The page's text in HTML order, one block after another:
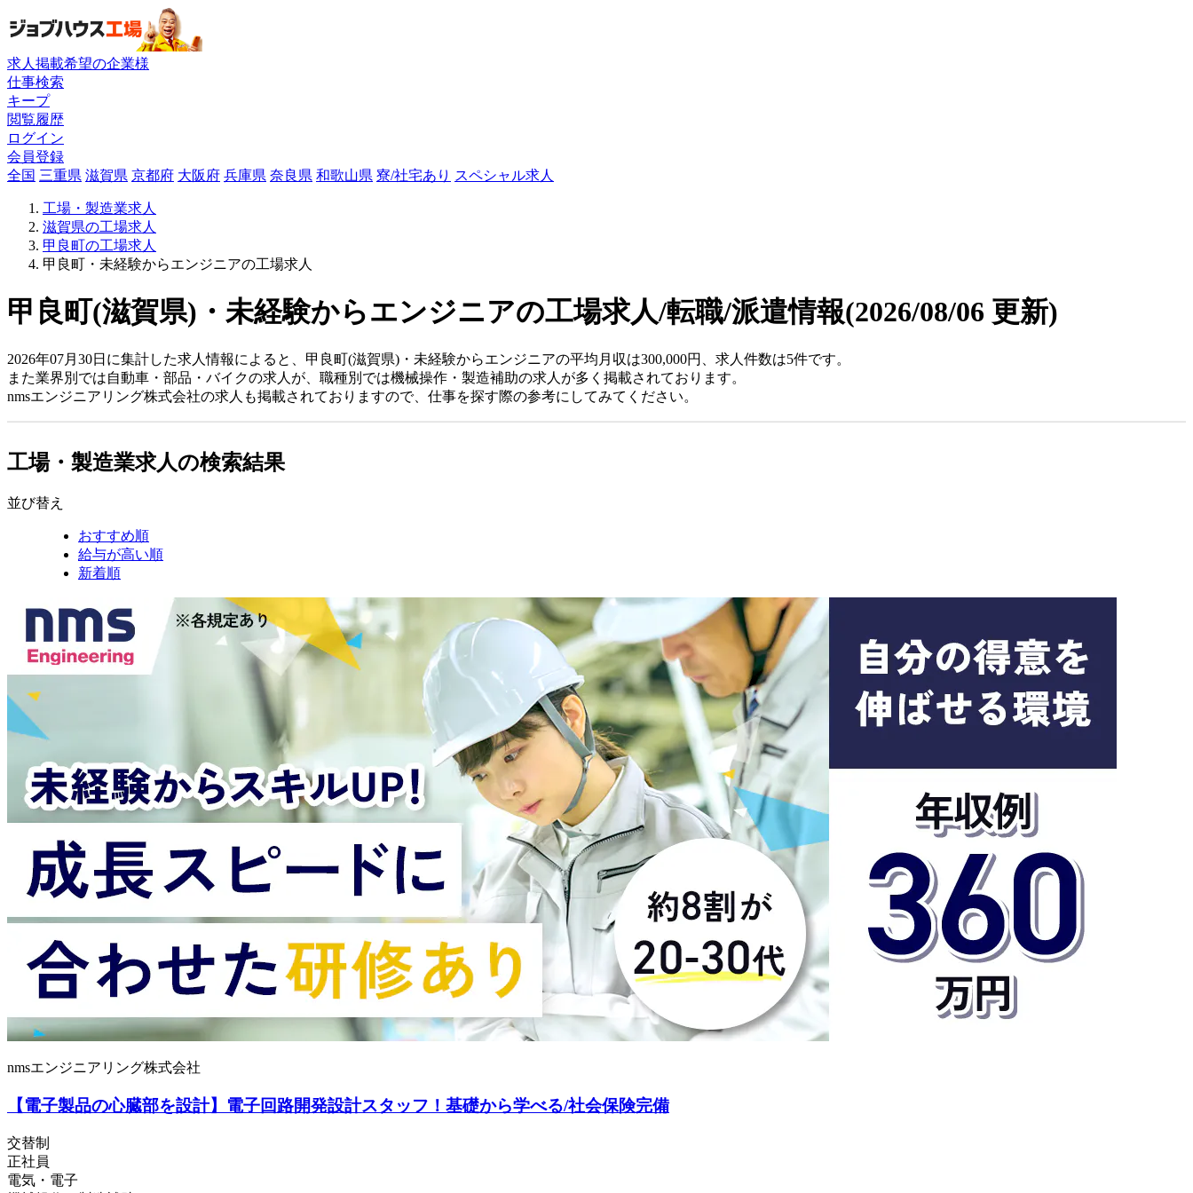
求人掲載希望の企業様
仕事検索
キープ
閲覧履歴
ログイン
会員登録
全国 三重県 滋賀県 京都府 大阪府 兵庫県 奈良県 和歌山県 寮/社宅あり スペシャル求人
工場・製造業求人
滋賀県の工場求人
甲良町の工場求人
甲良町・未経験からエンジニアの工場求人
甲良町(滋賀県)・未経験からエンジニアの工場求人/転職/派遣情報(2026/08/06 更新)
2026年07月30日に集計した求人情報によると、甲良町(滋賀県)・未経験からエンジニアの平均月収は300,000円、求人件数は5件です。
また業界別では自動車・部品・バイクの求人が、職種別では機械操作・製造補助の求人が多く掲載されております。
nmsエンジニアリング株式会社の求人も掲載されておりますので、仕事を探す際の参考にしてみてください。
工場・製造業求人の検索結果
並び替え
おすすめ順
給与が高い順
新着順
nmsエンジニアリング株式会社
【電子製品の心臓部を設計】電子回路開発設計スタッフ！基礎から学べる/社会保険完備
交替制
正社員
電気・電子